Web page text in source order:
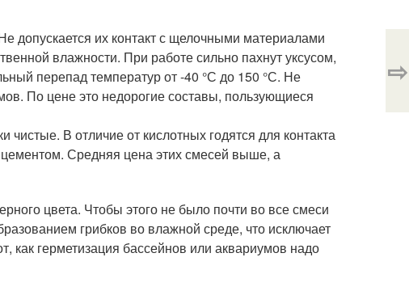
допускается их контакт с щелочными материалами
влажности. При работе сильно пахнут уксусом,
перепад температур от -40 °С до 150 °С. Не
По цене это недорогие составы, пользующиеся
В отличие от кислотных годятся для контакта
Средняя цена этих смесей выше, а
цвета. Чтобы этого не было почти во все смеси
грибков во влажной среде, что исключает
как герметизация бассейнов или аквариумов надо
⇨